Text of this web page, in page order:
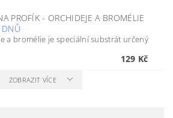
PROFÍK - ORCHIDEJE A BROMÉLIE
DNŮ
a bromélie je speciální substrát určený
129 Kč
ZOBRAZIT VÍCE